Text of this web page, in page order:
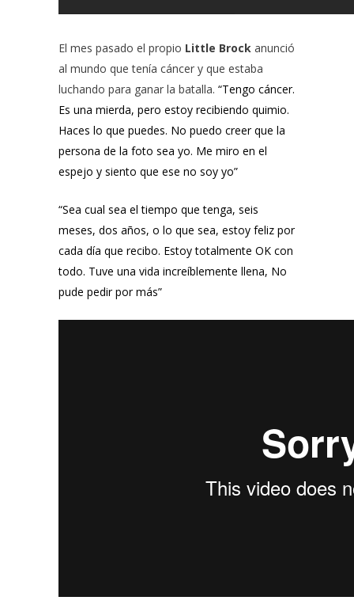
El mes pasado el propio Little Brock anunció
al mundo que tenía cáncer y que estaba
luchando para ganar la batalla. “Tengo cáncer.
Es una mierda, pero estoy recibiendo quimio.
Haces lo que puedes. No puedo creer que la
persona de la foto sea yo. Me miro en el
espejo y siento que ese no soy yo”
“Sea cual sea el tiempo que tenga, seis
meses, dos años, o lo que sea, estoy feliz por
cada día que recibo. Estoy totalmente OK con
todo. Tuve una vida increíblemente llena, No
pude pedir por más”